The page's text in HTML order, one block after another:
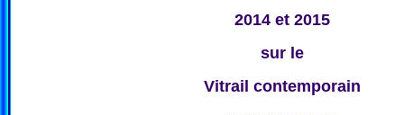
2014 et 2015
sur le
Vitrail contemporain